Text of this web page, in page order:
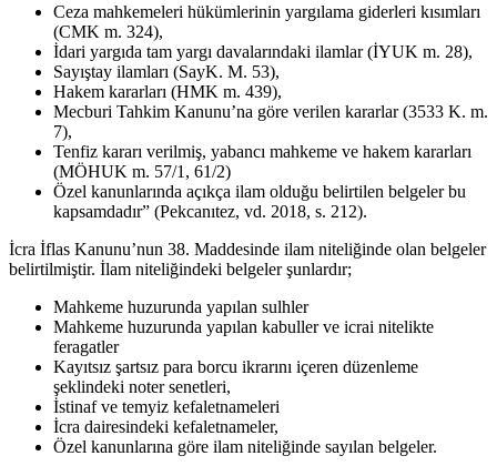
Ceza mahkemeleri hükümlerinin yargılama giderleri kısımları
(CMK m. 324),
İdari yargıda tam yargı davalarındaki ilamlar (İYUK m. 28),
Sayıştay ilamları (SayK. M. 53),
Hakem kararları (HMK m. 439),
Mecburi Tahkim Kanunu’na göre verilen kararlar (3533 K. m.
7),
Tenfiz kararı verilmiş, yabancı mahkeme ve hakem kararları
(MÖHUK m. 57/1, 61/2)
Özel kanunlarında açıkça ilam olduğu belirtilen belgeler bu
kapsamdadır” (Pekcanıtez, vd. 2018, s. 212).
İcra İflas Kanunu’nun 38. Maddesinde ilam niteliğinde olan belgeler
belirtilmiştir. İlam niteliğindeki belgeler şunlardır;
Mahkeme huzurunda yapılan sulhler
Mahkeme huzurunda yapılan kabuller ve icrai nitelikte
feragatler
Kayıtsız şartsız para borcu ikrarını içeren düzenleme
şeklindeki noter senetleri,
İstinaf ve temyiz kefaletnameleri
İcra dairesindeki kefaletnameler,
Özel kanunlarına göre ilam niteliğinde sayılan belgeler.